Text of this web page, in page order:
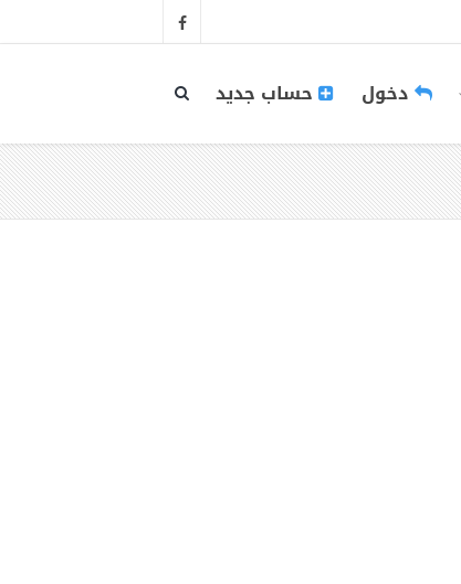
دخول حساب جديد